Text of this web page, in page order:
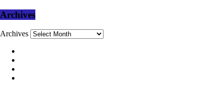
Archives
Archives